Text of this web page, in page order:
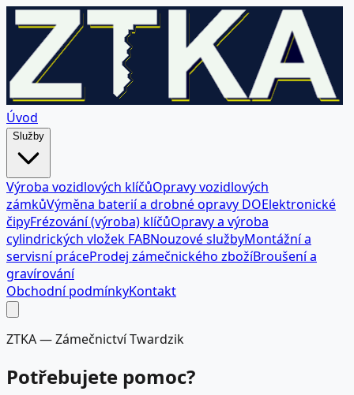
Úvod
Služby
Výroba vozidlových klíčůOpravy vozidlových
zámkůVýměna baterií a drobné opravy DOElektronické
čipyFrézování (výroba) klíčůOpravy a výroba
cylindrických vložek FABNouzové službyMontážní a
servisní práceProdej zámečnického zbožíBroušení a
gravírování
Obchodní podmínkyKontakt
ZTKA — Zámečnictví Twardzik
Potřebujete pomoc?